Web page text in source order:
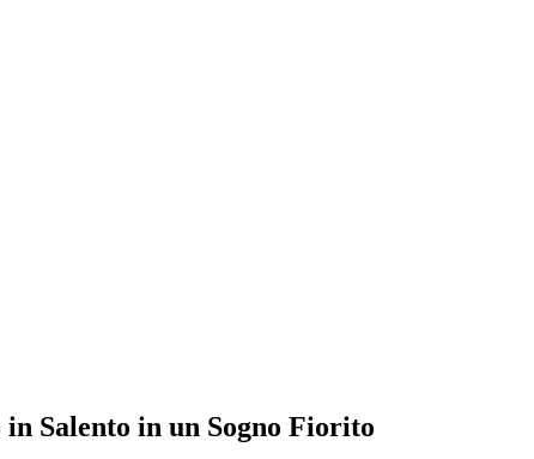
Salento in un Sogno Fiorito